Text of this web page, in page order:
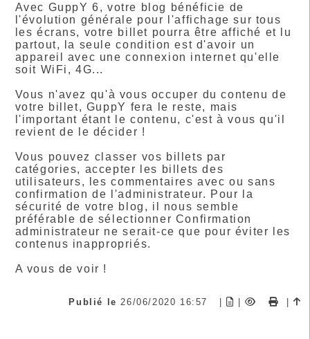
Avec GuppY 6, votre blog bénéficie de
l'évolution générale pour l'affichage sur tous
les écrans, votre billet pourra être affiché et lu
partout, la seule condition est d'avoir un
appareil avec une connexion internet qu'elle
soit WiFi, 4G...
Vous n'avez qu'à vous occuper du contenu de
votre billet, GuppY fera le reste, mais
l'important étant le contenu, c'est à vous qu'il
revient de le décider !
Vous pouvez classer vos billets par
catégories, accepter les billets des
utilisateurs, les commentaires avec ou sans
confirmation de l'administrateur. Pour la
sécurité de votre blog, il nous semble
préférable de sélectionner Confirmation
administrateur ne serait-ce que pour éviter les
contenus inappropriés.
A vous de voir !
Publié le 26/06/2020 16:57 | | |